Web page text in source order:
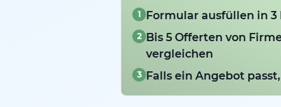
1 Formular ausfüllen in 3
2 Bis 5 Offerten von
vergleichen
3 Falls ein Angebot